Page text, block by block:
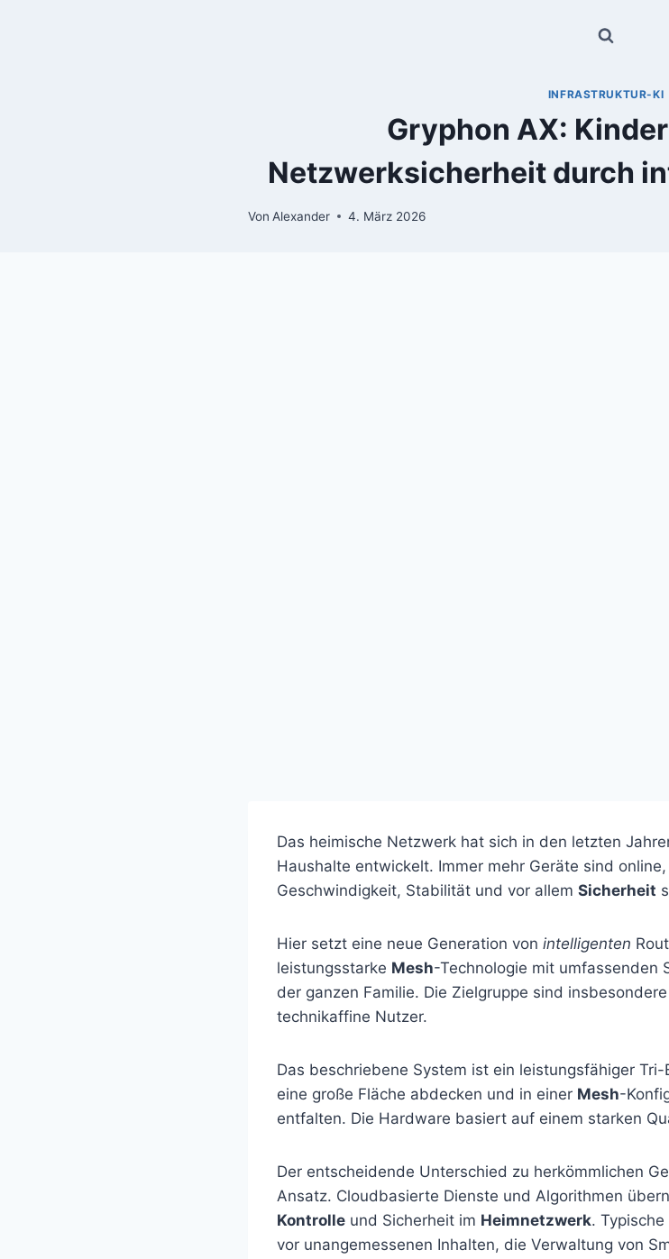
INFRASTRUKTUR-KI
Gryphon AX:
Netzwerksicherheit durch
Von Alexander 4. März 2026
Das heimische Netzwerk hat sich in den letzten
Haushalte entwickelt. Immer mehr Geräte sind
Geschwindigkeit, Stabilität und vor allem Sicherheit
Hier setzt eine neue Generation von intelligenten
leistungsstarke Mesh-Technologie mit umfassenden
der ganzen Familie. Die Zielgruppe sind
technikaffine Nutzer.
Das beschriebene System ist ein leistungsfähiger Tri-
eine große Fläche abdecken und in einer Mesh-
entfalten. Die Hardware basiert auf einem starken
Der entscheidende Unterschied zu herkömmlichen
Ansatz. Cloudbasierte Dienste und Algorithmen
Kontrolle und Sicherheit im Heimnetzwerk.
vor unangemessenen Inhalten, die Verwaltung von